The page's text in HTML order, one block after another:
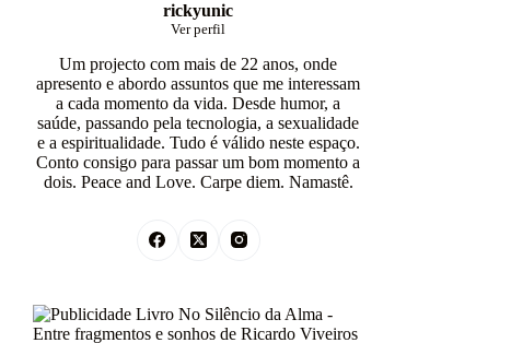
rickyunic
Ver perfil
Um projecto com mais de 22 anos, onde
apresento e abordo assuntos que me interessam
a cada momento da vida. Desde humor, a
saúde, passando pela tecnologia, a sexualidade
e a espiritualidade. Tudo é válido neste espaço.
Conto consigo para passar um bom momento a
dois. Peace and Love. Carpe diem. Namastê.